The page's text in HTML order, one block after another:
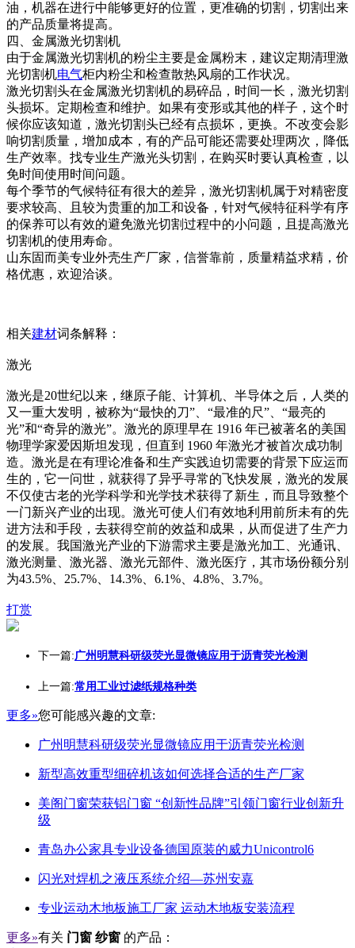
油，机器在进行中能够更好的位置，更准确的切割，切割出来
的产品质量将提高。
四、金属激光切割机
由于金属激光切割机的粉尘主要是金属粉末，建议定期清理激
光切割机电气柜内粉尘和检查散热风扇的工作状况。
激光切割头在金属激光切割机的易碎品，时间一长，激光切割
头损坏。定期检查和维护。如果有变形或其他的样子，这个时
候你应该知道，激光切割头已经有点损坏，更换。不改变会影
响切割质量，增加成本，有的产品可能还需要处理两次，降低
生产效率。找专业生产激光头切割，在购买时要认真检查，以
免时间使用时间问题。
每个季节的气候特征有很大的差异，激光切割机属于对精密度
要求较高、且较为贵重的加工和设备，针对气候特征科学有序
的保养可以有效的避免激光切割过程中的小问题，且提高激光
切割机的使用寿命。
山东固而美专业外壳生产厂家，信誉靠前，质量精益求精，价
格优惠，欢迎洽谈。
相关建材词条解释：
激光
激光是20世纪以来，继原子能、计算机、半导体之后，人类的
又一重大发明，被称为“最快的刀”、“最准的尺”、“最亮的
光”和“奇异的激光”。激光的原理早在 1916 年已被著名的美国
物理学家爱因斯坦发现，但直到 1960 年激光才被首次成功制
造。激光是在有理论准备和生产实践迫切需要的背景下应运而
生的，它一问世，就获得了异乎寻常的飞快发展，激光的发展
不仅使古老的光学科学和光学技术获得了新生，而且导致整个
一门新兴产业的出现。激光可使人们有效地利用前所未有的先
进方法和手段，去获得空前的效益和成果，从而促进了生产力
的发展。我国激光产业的下游需求主要是激光加工、光通讯、
激光测量、激光器、激光元部件、激光医疗，其市场份额分别
为43.5%、25.7%、14.3%、6.1%、4.8%、3.7%。
打赏
下一篇:广州明慧科研级荧光显微镜应用于沥青荧光检测
上一篇:常用工业过滤纸规格种类
更多»您可能感兴趣的文章:
广州明慧科研级荧光显微镜应用于沥青荧光检测
新型高效重型细碎机该如何选择合适的生产厂家
美阁门窗荣获铝门窗 “创新性品牌”引领门窗行业创新升
级
青岛办公家具专业设备德国原装的威力Unicontrol6
闪光对焊机之液压系统介绍—苏州安嘉
专业运动木地板施工厂家 运动木地板安装流程
更多»有关 门窗 纱窗 的产品：